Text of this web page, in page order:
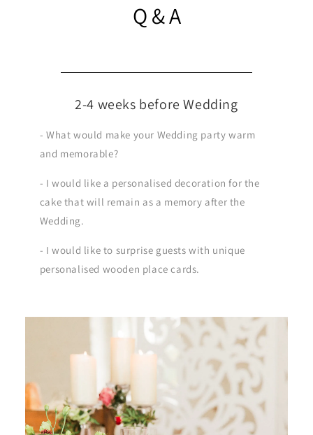
Q & A
2-4 weeks before Wedding
- What would make your Wedding party warm
and memorable?
- I would like a personalised decoration for the
cake that will remain as a memory after the
Wedding.
- I would like to surprise guests with unique
personalised wooden place cards.